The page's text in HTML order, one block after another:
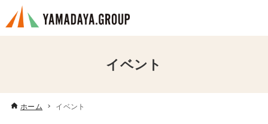
イベント
ホーム イベント